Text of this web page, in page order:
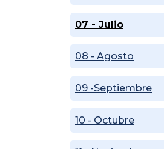
07 - Julio
08 - Agosto
09 -Septiembre
10 - Octubre